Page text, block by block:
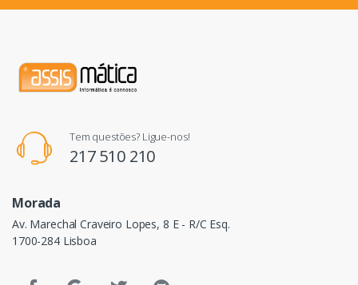
Tem questões? Ligue-nos!
217 510 210
Morada
Av. Marechal Craveiro Lopes, 8 E - R/C Esq.
1700-284 Lisboa